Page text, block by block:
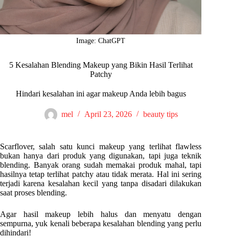
Image: ChatGPT
5 Kesalahan Blending Makeup yang Bikin Hasil Terlihat
Patchy
Hindari kesalahan ini agar makeup Anda lebih bagus
mel April 23, 2026 beauty tips
Scarflover, salah satu kunci makeup yang terlihat flawless
bukan hanya dari produk yang digunakan, tapi juga teknik
blending. Banyak orang sudah memakai produk mahal, tapi
hasilnya tetap terlihat patchy atau tidak merata. Hal ini sering
terjadi karena kesalahan kecil yang tanpa disadari dilakukan
saat proses blending.
Agar hasil makeup lebih halus dan menyatu dengan
sempurna, yuk kenali beberapa kesalahan blending yang perlu
dihindari!